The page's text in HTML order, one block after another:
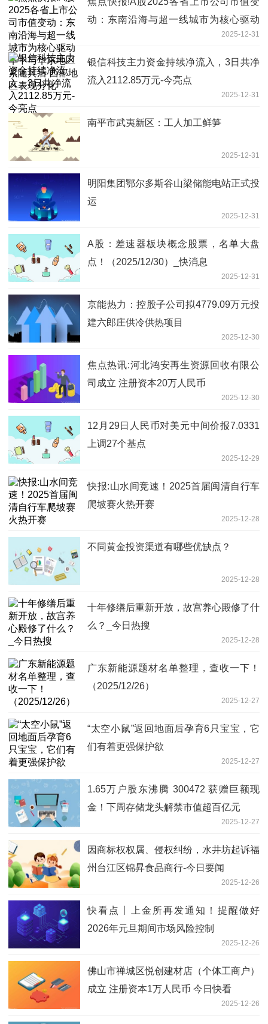
动：东南沿海与超一线城市为核心驱动
华中与华东地区紧随其后 西部地区表现
分化
2025-12-31
银信科技主力资金持续净流入，3日共净
流入2112.85万元-今亮点
2025-12-31
南平市武夷新区：工人加工鲜笋
2025-12-31
明阳集团鄂尔多斯谷山梁储能电站正式投
运
2025-12-31
A股：差速器板块概念股票，名单大盘
点！（2025/12/30）_快消息
2025-12-31
京能热力：控股子公司拟4779.09万元投
建六郎庄供冷供热项目
2025-12-30
焦点热讯:河北鸿安再生资源回收有限公
司成立 注册资本20万人民币
2025-12-30
12月29日人民币对美元中间价报7.0331
上调27个基点
2025-12-29
快报:山水间竞速！2025首届闽清自行车
爬坡赛火热开赛
2025-12-28
不同黄金投资渠道有哪些优缺点？
2025-12-28
十年修缮后重新开放，故宫养心殿修了什
么？_今日热搜
2025-12-28
广东新能源题材名单整理，查收一下！
（2025/12/26）
2025-12-27
“太空小鼠”返回地面后孕育6只宝宝，它
们有着更强保护欲
2025-12-27
1.65万户股东沸腾 300472 获赠巨额现
金！下周存储龙头解禁市值超百亿元
2025-12-27
因商标权权属、侵权纠纷，水井坊起诉福
州台江区锦昇食品商行-今日要闻
2025-12-26
快看点丨上金所再发通知！提醒做好
2026年元旦期间市场风险控制
2025-12-26
佛山市禅城区悦创建材店（个体工商户）
成立 注册资本1万人民币 今日快看
2025-12-26